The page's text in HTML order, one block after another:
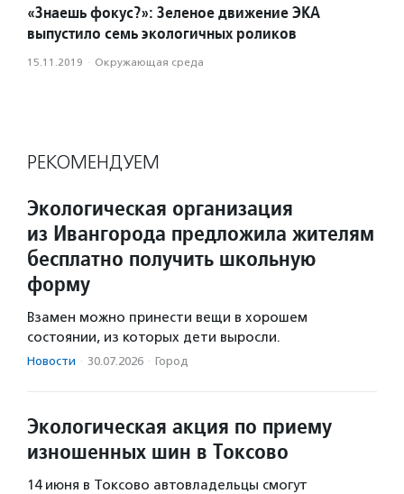
«Знаешь фокус?»: Зеленое движение ЭКА
выпустило семь экологичных роликов
15.11.2019 · Окружающая среда
РЕКОМЕНДУЕМ
Экологическая организация
из Ивангорода предложила жителям
бесплатно получить школьную
форму
Взамен можно принести вещи в хорошем
состоянии, из которых дети выросли.
Новости · 30.07.2026 · Город
Экологическая акция по приему
изношенных шин в Токсово
14 июня в Токсово автовладельцы смогут